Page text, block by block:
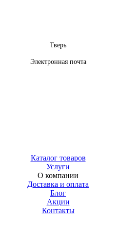
Тверь
Электронная почта
Каталог товаров
Услуги
О компании
Доставка и оплата
Блог
Акции
Контакты